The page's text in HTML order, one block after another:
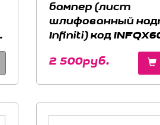
бампер (лист
шлифованный
Infiniti) код
14 для INFINITI
2016-
2 500руб.